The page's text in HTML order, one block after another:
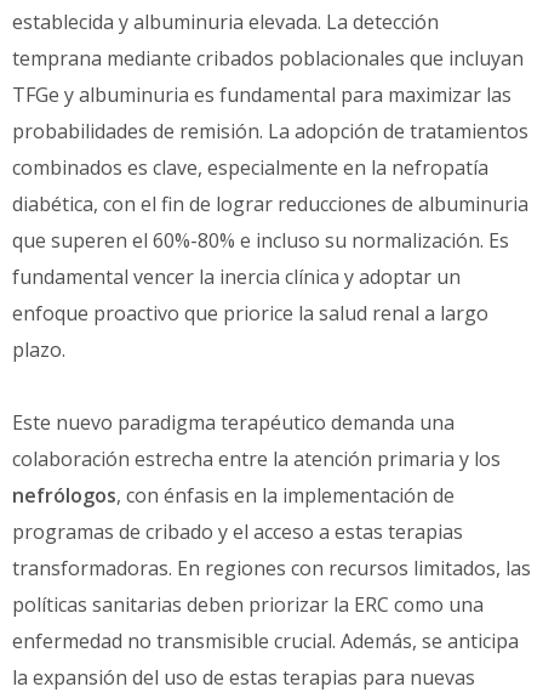
establecida y albuminuria elevada. La detección
temprana mediante cribados poblacionales que incluyan
TFGe y albuminuria es fundamental para maximizar las
probabilidades de remisión. La adopción de tratamientos
combinados es clave, especialmente en la nefropatía
diabética, con el fin de lograr reducciones de albuminuria
que superen el 60%-80% e incluso su normalización. Es
fundamental vencer la inercia clínica y adoptar un
enfoque proactivo que priorice la salud renal a largo
plazo.
Este nuevo paradigma terapéutico demanda una
colaboración estrecha entre la atención primaria y los
nefrólogos, con énfasis en la implementación de
programas de cribado y el acceso a estas terapias
transformadoras. En regiones con recursos limitados, las
políticas sanitarias deben priorizar la ERC como una
enfermedad no transmisible crucial. Además, se anticipa
la expansión del uso de estas terapias para nuevas